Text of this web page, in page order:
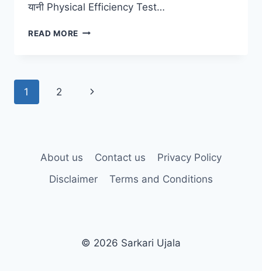
यानी Physical Efficiency Test…
READ MORE RPF
CARD
@RPF.INDIANRAILWAYS.GOV.IN
Page
1 2
Next
About us Contact us
Privacy Policy
Disclaimer
Terms and Conditions
© 2026 Sarkari Ujala